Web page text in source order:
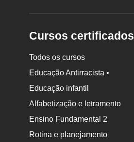
Cursos certificados
Todos os cursos
Educação Antirracista •
Educação infantil
Alfabetização e letramento
Ensino Fundamental 2
Rotina e planejamento